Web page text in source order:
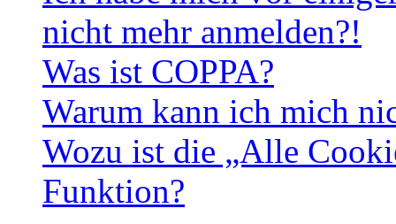
nicht mehr anmelden?!
Was ist COPPA?
Warum kann ich mich
Wozu ist die „Alle
Funktion?